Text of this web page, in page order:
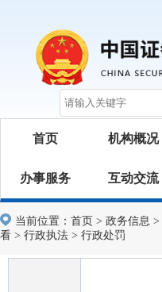
首页 机构概况
办事服务 互动交流
当前位置： 首页 > 政务信息 >
看 > 行政执法 > 行政处罚